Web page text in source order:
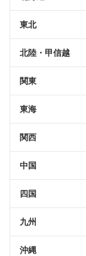
東北
北陸・甲信越
関東
東海
関西
中国
四国
九州
沖縄